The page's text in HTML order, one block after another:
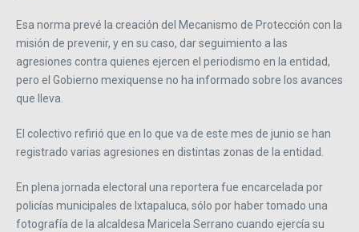
Esa norma prevé la creación del Mecanismo de Protección con la
misión de prevenir, y en su caso, dar seguimiento a las
agresiones contra quienes ejercen el periodismo en la entidad,
pero el Gobierno mexiquense no ha informado sobre los avances
que lleva.
El colectivo refirió que en lo que va de este mes de junio se han
registrado varias agresiones en distintas zonas de la entidad.
En plena jornada electoral una reportera fue encarcelada por
policías municipales de Ixtapaluca, sólo por haber tomado una
fotografía de la alcaldesa Maricela Serrano cuando ejercía su